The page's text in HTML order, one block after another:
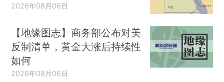
2026年08月06日
【地缘图志】商务部公布对美
反制清单，黄金大涨后持续性
如何
2026年08月06日